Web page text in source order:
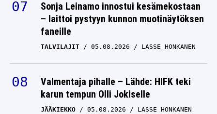
Sonja Leinamo innostui kesämekostaan
– laittoi pystyyn kunnon muotinäytöksen
faneille
TALVILAJIT 05.08.2026 LASSE HONKANEN
Valmentaja pihalle – Lähde: HIFK teki
karun tempun Olli Jokiselle
JÄÄKIEKKO 05.08.2026 LASSE HONKANEN